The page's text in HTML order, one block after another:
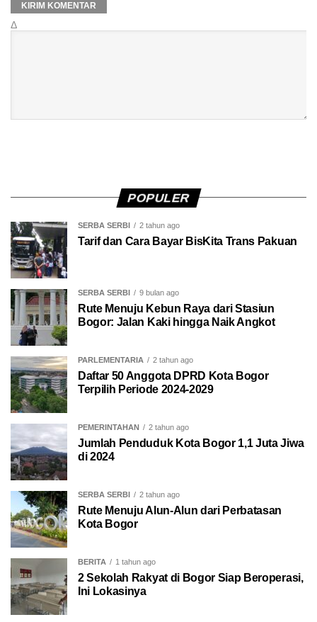
Δ
POPULER
SERBA SERBI 2 tahun ago
Tarif dan Cara Bayar BisKita Trans Pakuan
SERBA SERBI 9 bulan ago
Rute Menuju Kebun Raya dari Stasiun
Bogor: Jalan Kaki hingga Naik Angkot
PARLEMENTARIA 2 tahun ago
Daftar 50 Anggota DPRD Kota Bogor
Terpilih Periode 2024-2029
PEMERINTAHAN 2 tahun ago
Jumlah Penduduk Kota Bogor 1,1 Juta Jiwa
di 2024
SERBA SERBI 2 tahun ago
Rute Menuju Alun-Alun dari Perbatasan
Kota Bogor
BERITA 1 tahun ago
2 Sekolah Rakyat di Bogor Siap Beroperasi,
Ini Lokasinya